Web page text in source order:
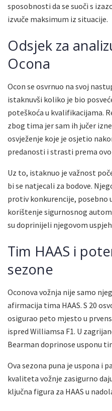
sposobnosti da se suoči s
izvuče maksimum iz situacije.
Odsjek za
Ocona
Ocon se osvrnuo na svoj
istaknuvši koliko je bio
poteškoća u kvalifikacijama.
zbog tima jer sam ih jučer
osvježenje koje je osjetio
predanosti i strasti prema
Uz to, istaknuo je važnost
bi se natjecali za bodove.
protiv konkurencije, posebno
korištenje sigurnosnog
su doprinijeli njegovom
Tim HAAS i
sezone
Oconova vožnja nije samo
afirmacija tima HAAS. S 20
osigurao peto mjesto u
ispred Williamsa F1. U
Bearman doprinose usponu
Ova sezona puna je uspona i
kvaliteta vožnje zasigurno
ključna figura za HAAS u